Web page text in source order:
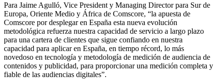
Para Jaime Agulló, Vice President y Managing Director para Sur de
Europa, Oriente Medio y África de Comscore, “la apuesta de
Comscore por desplegar en España esta nueva evolución
metodológica refuerza nuestra capacidad de servicio a largo plazo
para una cartera de clientes que sigue confiando en nuestra
capacidad para aplicar en España, en tiempo récord, lo más
novedoso en tecnología y metodología de medición de audiencia de
contenidos y publicidad, para proporcionar una medición completa y
fiable de las audiencias digitales”.